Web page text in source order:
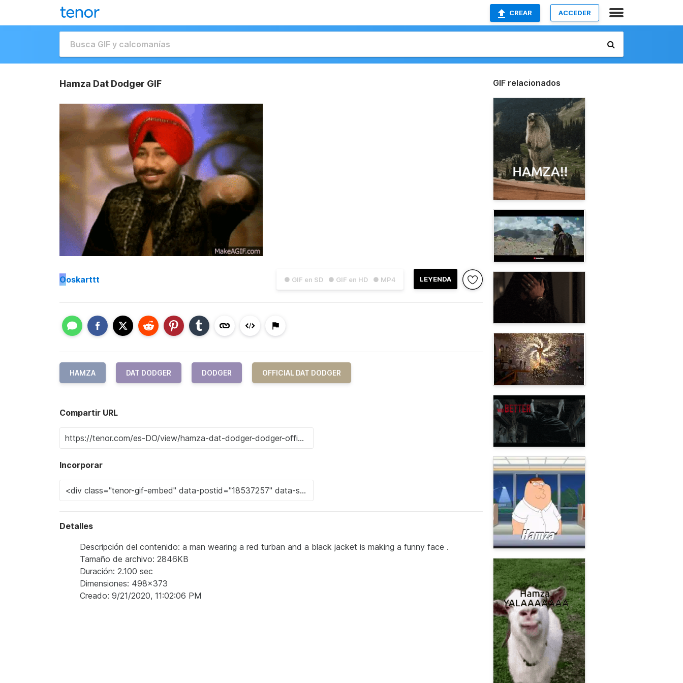
CREAR ACCEDER
Hamza Dat Dodger GIF
● GIF en SD ● GIF en HD ● MP4 LEYENDA
Ooskarttt
HAMZA DAT DODGER DODGER OFFICIAL DAT DODGER
Compartir URL
Incorporar
Detalles
Descripción del contenido: a man wearing a red turban and a black jacket is making a funny face .
Tamaño de archivo: 2846KB
Duración: 2.100 sec
Dimensiones: 498x373
Creado: 9/21/2020, 11:02:06 PM
GIF relacionados